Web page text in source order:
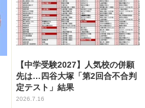
【中学受験2027】人気校の併願
先は…四谷大塚「第2回合不合判
定テスト」結果
2026.7.16